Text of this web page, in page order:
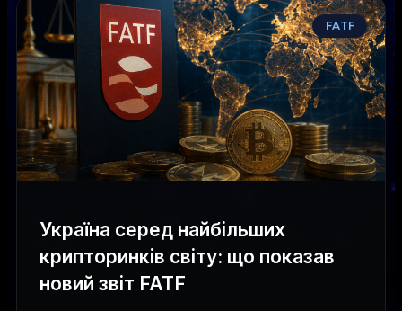
FATF
Україна серед найбільших
крипторинків світу: що показав
новий звіт FATF